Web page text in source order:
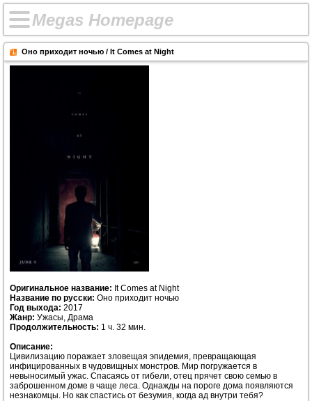
Megas Homepage
Оно приходит ночью / It Comes at Night
Оригинальное название: It Comes at Night
Название по русски: Оно приходит ночью
Год выхода: 2017
Жанр: Ужасы, Драма
Продолжительность: 1 ч. 32 мин.
Описание:
Цивилизацию поражает зловещая эпидемия, превращающая
инфицированных в чудовищных монстров. Мир погружается в
невыносимый ужас. Спасаясь от гибели, отец прячет свою семью в
заброшенном доме в чаще леса. Однажды на пороге дома появляются
незнакомцы. Но как спастись от безумия, когда ад внутри тебя?